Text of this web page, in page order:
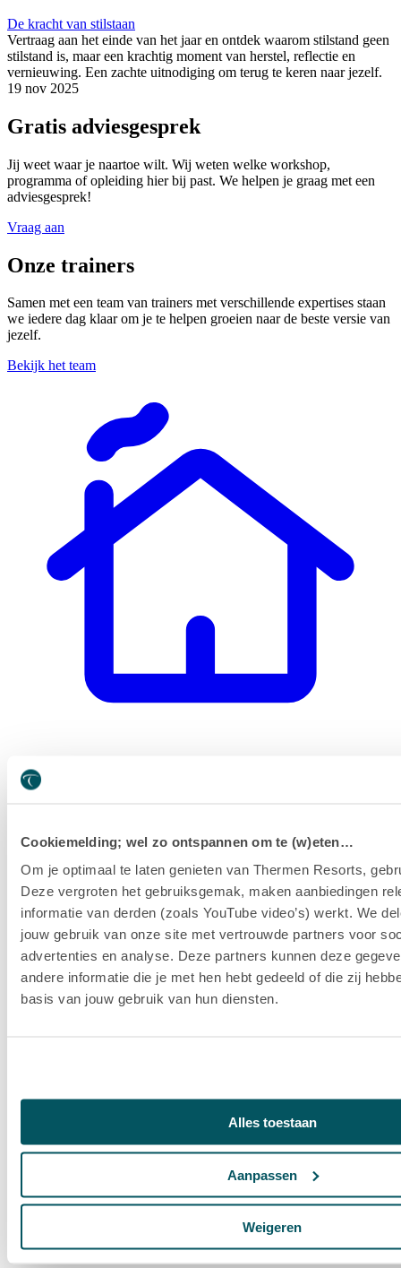
Cookiemelding; wel zo ontspannen om te (w)eten…
Om je optimaal te laten genieten van Thermen Resorts,
Deze vergroten het gebruiksgemak, maken aanbiedingen
informatie van derden (zoals YouTube video’s) werkt. We
jouw gebruik van onze site met vertrouwde partners voor
advertenties en analyse. Deze partners kunnen deze
andere informatie die je met hen hebt gedeeld of die zij
basis van jouw gebruik van hun diensten.
Alles toestaan
Aanpassen
Weigeren
De kracht van stilstaan
Vertraag aan het einde van het jaar en ontdek waarom stilstand geen
stilstand is, maar een krachtig moment van herstel, reflectie en
vernieuwing. Een zachte uitnodiging om terug te keren naar jezelf.
19 nov 2025
Gratis adviesgesprek
Jij weet waar je naartoe wilt. Wij weten welke workshop,
programma of opleiding hier bij past. We helpen je graag met een
adviesgesprek!
Vraag aan
Onze trainers
Samen met een team van trainers met verschillende expertises staan
we iedere dag klaar om je te helpen groeien naar de beste versie van
jezelf.
Bekijk het team